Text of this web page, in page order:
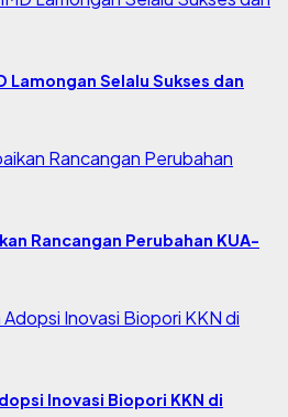
Lamongan Selalu Sukses dan
Rancangan Perubahan KUA-
Inovasi Biopori KKN di